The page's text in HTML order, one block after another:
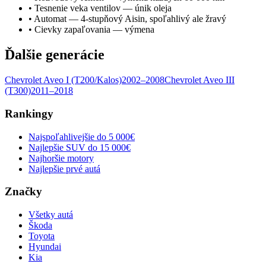
• Tesnenie veka ventilov — únik oleja
• Automat — 4-stupňový Aisin, spoľahlivý ale žravý
• Cievky zapaľovania — výmena
Ďalšie generácie
Chevrolet Aveo I (T200/Kalos)2002–2008Chevrolet Aveo III
(T300)2011–2018
Rankingy
Najspoľahlivejšie do 5 000€
Najlepšie SUV do 15 000€
Najhoršie motory
Najlepšie prvé autá
Značky
Všetky autá
Škoda
Toyota
Hyundai
Kia